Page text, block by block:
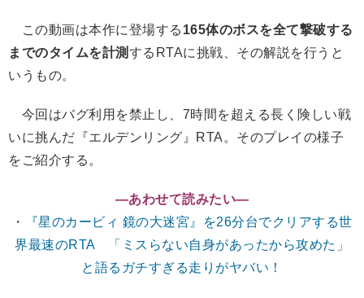
この動画は本作に登場する 165体のボスを全て撃破する
までのタイムを計測 するRTAに挑戦、その解説を行うと
いうもの。
今回はバグ利用を禁止し、7時間を超える長く険しい戦
いに挑んだ『エルデンリング』RTA。そのプレイの様子
をご紹介する。
―あわせて読みたい―
・
『星のカービィ 鏡の大迷宮』を26分台でクリアする世
界最速のRTA 「ミスらない自身があったから攻めた」
と語るガチすぎる走りがヤバい！